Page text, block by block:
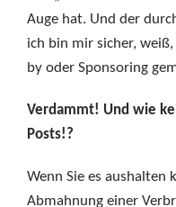
Auge hat. Und der
ich bin mir sicher,
by oder Sponsoring
Verdammt! Und wie
Posts!?
Wenn Sie es aushalten
Abmahnung einer